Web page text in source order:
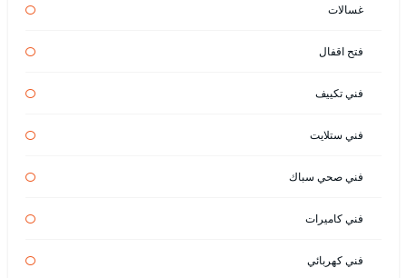
غسالات
فتح اقفال
فني تكييف
فني ستلايت
فني صحي سباك
فني كاميرات
فني كهربائي